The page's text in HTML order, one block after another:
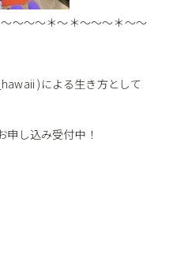
～～～＊～＊～～～＊～～
)による生き方として
申し込み受付中！